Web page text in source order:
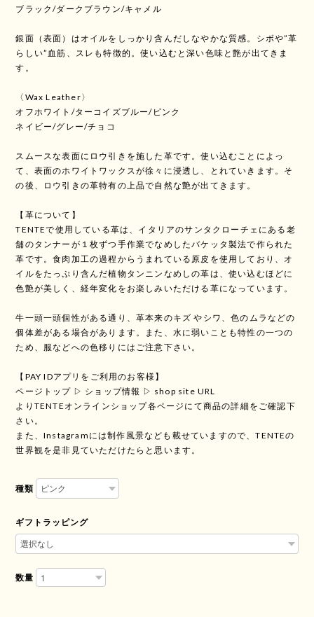
ブラック/ダークブラウン/キャメル
銀面（表面）はオイルをしっかり含んだしなやかな質感。シボや”革
らしい”血筋、スレも特徴的。使い込むと深い色味と艶が出てきま
す。
〈Wax Leather〉
オフホワイト/ターコイズブルー/ピンク
ネイビー/グレー/チョコ
スムースな表面にロウ引きを施した革です。使い込むことによっ
て、表面のホワイトワックスが徐々に浸透し、とれていきます。そ
の後、ロウ引きの革特有の上品で自然な艶が出てきます。
【革について】
TENTEで使用している革は、イタリアのサンタクローチェにある老
舗のタンナーが１枚ずつ手作業でなめしたバケッタ製法で作られた
革です。食肉加工の過程からうまれている原皮を使用しており、オ
イルをたっぷり含んだ植物タンニンなめしの革は、使い込むほどに
色艶が美しく、経年変化をお楽しみいただける革になっています。
牛一頭一頭個性がある通り、革本来のキズ やシワ、色のムラなどの
個体差がある場合があります。また、水に弱いことも特性の一つの
ため、服などへの色移りにはご注意下さい。
【PAY IDアプリをご利用のお客様】
ページトップ ▷ ショップ情報 ▷ shop site URL
よりTENTEオンラインショップ各ページにて商品の詳細をご確認下
さい。
また、Instagramには制作風景なども載せていますので、TENTEの
世界観を是非見ていただけたらと思います。
種類
ギフトラッピング
数量